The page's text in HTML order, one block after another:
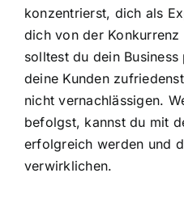
konzentrierst, dich als
dich von der
solltest du dein
deine Kunden
nicht vernachlässigen.
befolgst, kannst du mit
erfolgreich werden und
verwirklichen.